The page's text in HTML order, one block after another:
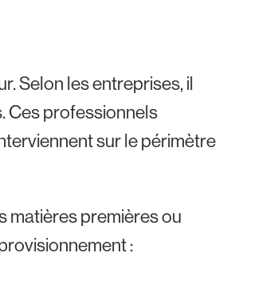
Selon les entreprises, il
Ces professionnels
sur le périmètre
matières premières ou
: